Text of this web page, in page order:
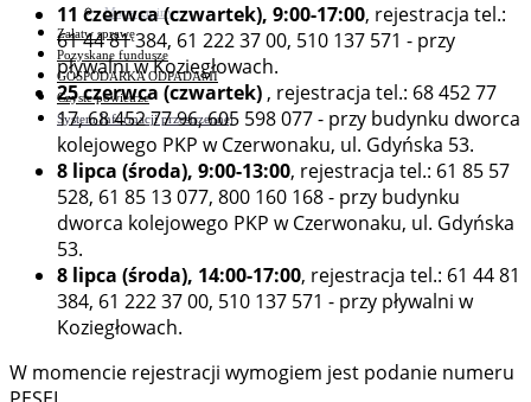
Mapa gminy
Załatw sprawę
Pozyskane fundusze
GOSPODARKA ODPADAMI
Czyste powietrze
System Informacji przestrzennej
11 czerwca (czwartek), 9:00-17:00, rejestracja tel.:
61 44 81 384, 61 222 37 00, 510 137 571 - przy
pływalni w Koziegłowach.
25 czerwca (czwartek) , rejestracja tel.: 68 452 77
17, 68 452 77 96, 605 598 077 - przy budynku dworca
kolejowego PKP w Czerwonaku, ul. Gdyńska 53.
8 lipca (środa), 9:00-13:00, rejestracja tel.: 61 85 57
528, 61 85 13 077, 800 160 168 - przy budynku
dworca kolejowego PKP w Czerwonaku, ul. Gdyńska
53.
8 lipca (środa), 14:00-17:00, rejestracja tel.: 61 44 81
384, 61 222 37 00, 510 137 571 - przy pływalni w
Koziegłowach.
W momencie rejestracji wymogiem jest podanie numeru